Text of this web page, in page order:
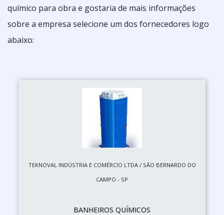
químico para obra e gostaria de mais informações
sobre a empresa selecione um dos fornecedores logo
abaixo:
TEKNOVAL INDÚSTRIA E COMÉRCIO LTDA / SÃO BERNARDO DO
CAMPO - SP
BANHEIROS QUÍMICOS